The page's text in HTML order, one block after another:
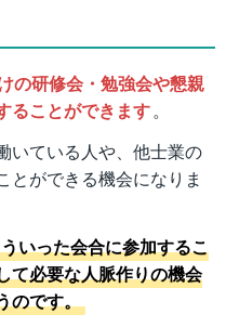
の研修会・勉強会や懇親
ることができます。
いている人や、他士業の
とができる機会になりま
いった会合に参加するこ
て必要な人脈作りの機会
です。